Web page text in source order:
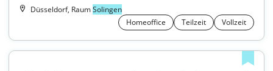
Düsseldorf, RaumSolingen
Homeoffice
Teilzeit Vollzeit